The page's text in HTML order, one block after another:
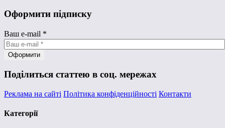
Оформити підписку
Ваш e-mail *
Поділиться статтею в соц. мережах
Реклама на сайті Політика конфіденційності Контакти
Категорії